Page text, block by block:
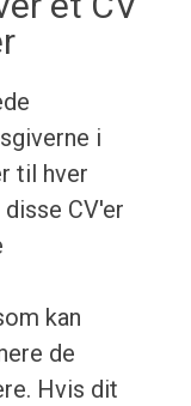
i
til hver
CV'er
kan
de
Hvis dit